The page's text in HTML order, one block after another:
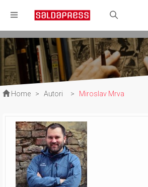
Registrati
Login
Home > Autori > Miroslav Mrva